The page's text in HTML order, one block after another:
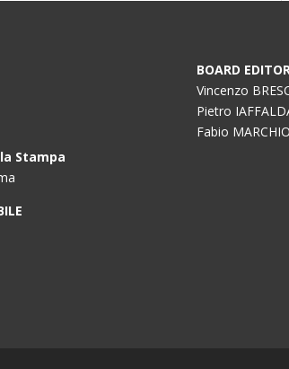
Stampa
BOARD
Vincenzo
Pietro
Fabio